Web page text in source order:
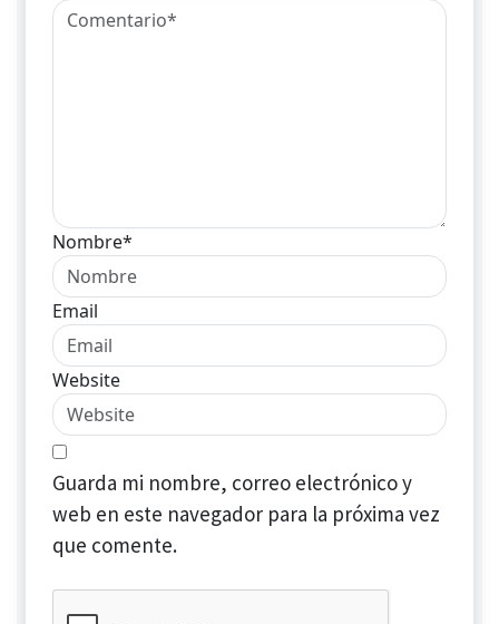
Nombre*
Email
Website
Guarda mi nombre, correo electrónico y
web en este navegador para la próxima vez
que comente.